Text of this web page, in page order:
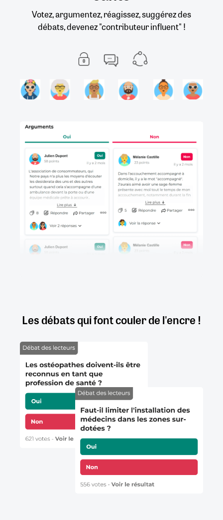
Votez, argumentez, réagissez, suggérez des
débats, devenez "contributeur influent" !
Les débats qui font couler de l'encre !